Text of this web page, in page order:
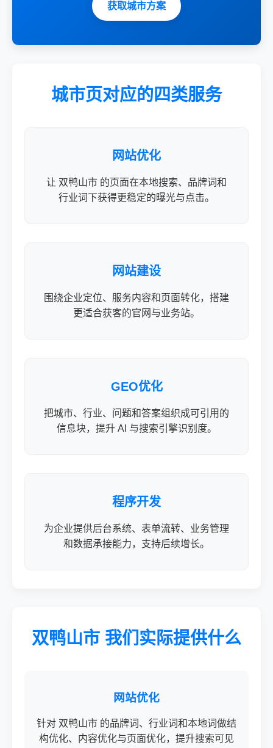
获取城市方案
城市页对应的四类服务
网站优化
让 双鸭山市 的页面在本地搜索、品牌词和
行业词下获得更稳定的曝光与点击。
网站建设
围绕企业定位、服务内容和页面转化，搭建
更适合获客的官网与业务站。
GEO优化
把城市、行业、问题和答案组织成可引用的
信息块，提升 AI 与搜索引擎识别度。
程序开发
为企业提供后台系统、表单流转、业务管理
和数据承接能力，支持后续增长。
双鸭山市 我们实际提供什么
网站优化
针对 双鸭山市 的品牌词、行业词和本地词做结
构优化、内容优化与页面优化，提升搜索可见